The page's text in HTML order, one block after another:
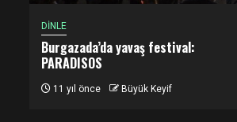
DİNLE
Burgazada’da yavaş festival:
PARADISOS
11 yıl önce Büyük Keyif